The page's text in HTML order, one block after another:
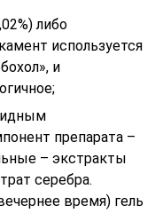
либо
используется
и
препарата –
– экстракты
серебра.
время) гель